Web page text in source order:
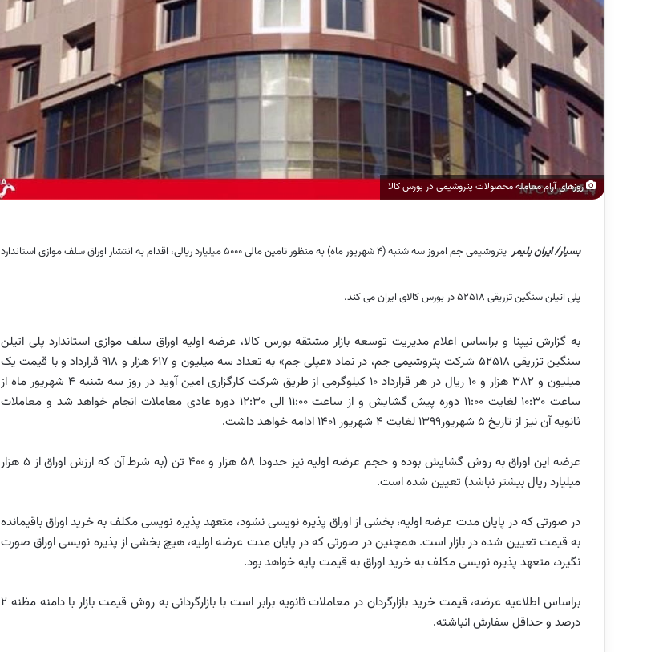
روزهای آرام معامله محصولات پتروشیمی در بورس کالا
بسپار/ ایران پلیمر پتروشیمی جم امروز سه شنبه (۴ شهریور ماه) به منظور تامین مالی ۵۰۰۰ میلیارد ریالی، اقدام به انتشار اوراق سلف موازی استاندارد
پلی اتیلن سنگین تزریقی ۵۲۵۱۸ در بورس کالای ایران می کند.
به گزارش نیپنا و براساس اعلام مدیریت توسعه بازار مشتقه بورس کالا، عرضه اولیه اوراق سلف موازی استاندارد پلی اتیلن
سنگین تزریقی ۵۲۵۱۸ شرکت پتروشیمی جم، در نماد «عپلی جم» به تعداد سه میلیون و ۶۱۷ هزار و ۹۱۸ قرارداد و با قیمت یک
میلیون و ۳۸۲ هزار و ۱۰ ریال در هر قرارداد ۱۰ کیلوگرمی از طریق شرکت کارگزاری امین آوید در روز سه شنبه ۴ شهریور ماه از
ساعت ۱۰:۳۰ لغایت ۱۱:۰۰ دوره پیش گشایش و از ساعت ۱۱:۰۰ الی ۱۲:۳۰ دوره عادی معاملات انجام خواهد شد و معاملات
ثانویه آن نیز از تاریخ ۵ شهریور۱۳۹۹ لغایت ۴ شهریور ۱۴۰۱ ادامه خواهد داشت.
عرضه این اوراق به روش گشایش بوده و حجم عرضه اولیه نیز حدودا ۵۸ هزار و ۴۰۰ تن (به شرط آن که ارزش اوراق از ۵ هزار
میلیارد ریال بیشتر نباشد) تعیین شده است.
در صورتی که در پایان مدت عرضه اولیه، بخشی از اوراق پذیره نویسی نشود، متعهد پذیره نویسی مکلف به خرید اوراق باقیمانده
به قیمت تعیین شده در بازار است. همچنین در صورتی که در پایان مدت عرضه اولیه، هیچ بخشی از پذیره نویسی اوراق صورت
نگیرد، متعهد پذیره نویسی مکلف به خرید اوراق به قیمت پایه خواهد بود.
براساس اطلاعیه عرضه، قیمت خرید بازارگردان در معاملات ثانویه برابر است با بازارگردانی به روش قیمت بازار با دامنه مظنه ۲
درصد و حداقل سفارش انباشته.